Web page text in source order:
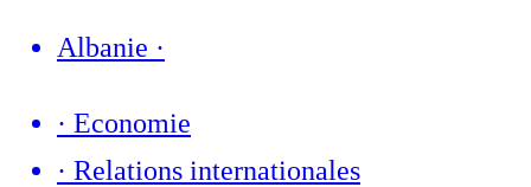
Albanie ·
· Economie
· Relations internationales